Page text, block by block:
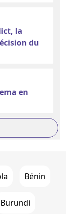
la
du
en
Bénin
Burundi